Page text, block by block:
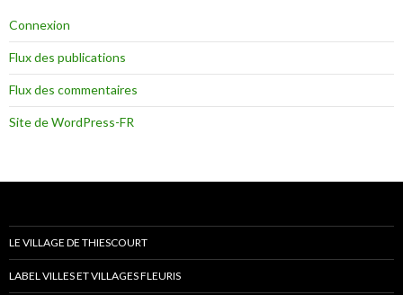
Connexion
Flux des publications
Flux des commentaires
Site de WordPress-FR
LE VILLAGE DE THIESCOURT
LABEL VILLES ET VILLAGES FLEURIS